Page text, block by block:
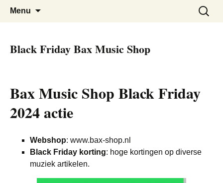
Black Friday Super SALE
De beste kortingen bij elkaar!
Menu
Zoeken
naar:
Black Friday Bax Music Shop
Bax Music Shop Black Friday
2024 actie
Webshop: www.bax-shop.nl
Black Friday korting: hoge kortingen op diverse
muziek artikelen.